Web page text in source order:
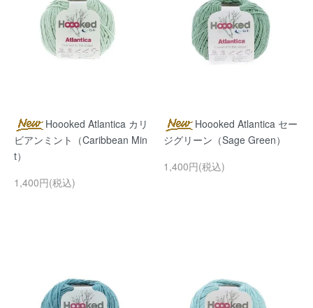
Hoooked Atlantica カリ
ビアンミント（Caribbean Min
t）
1,400円(税込)
Hoooked Atlantica セー
ジグリーン（Sage Green）
1,400円(税込)